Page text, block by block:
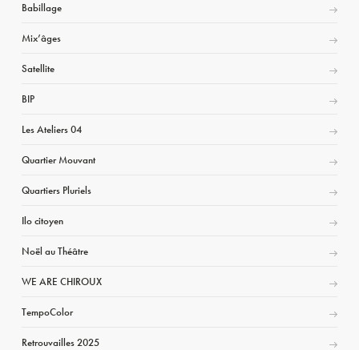
Babillage
Mix’âges
Satellite
BIP
Les Ateliers 04
Quartier Mouvant
Quartiers Pluriels
Ilo citoyen
Noël au Théâtre
WE ARE CHIROUX
TempoColor
Retrouvailles 2025